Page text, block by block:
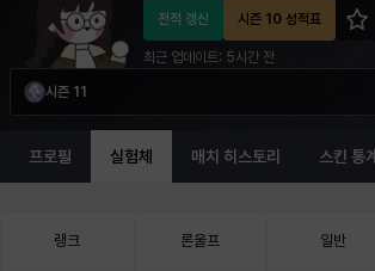
전적 갱신 시즌 10 성적표
최근 업데이트: 5시간 전
시즌 11
프로필 실험체 매치 히스토리 스킨 통계
랭크 론울프 일반